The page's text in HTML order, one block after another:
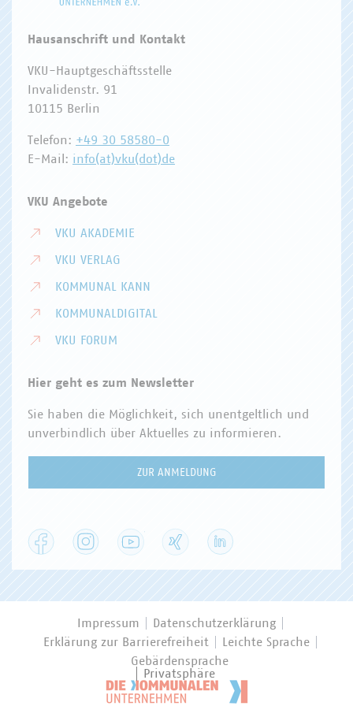
Hausanschrift und Kontakt
VKU-Hauptgeschäftsstelle
Invalidenstr. 91
10115 Berlin
Telefon: +49 30 58580-0
E-Mail: info(at)vku(dot)de
VKU Angebote
VKU AKADEMIE
VKU VERLAG
KOMMUNAL KANN
KOMMUNALDIGITAL
VKU FORUM
Hier geht es zum Newsletter
Sie haben die Möglichkeit, sich unentgeltlich und
unverbindlich über Aktuelles zu informieren.
ZUR ANMELDUNG
Facebook Instagram YouTube
Impressum
Datenschutzerklärung
Erklärung zur Barrierefreiheit
Leichte Sprache
Gebärdensprache
Privatsphäre